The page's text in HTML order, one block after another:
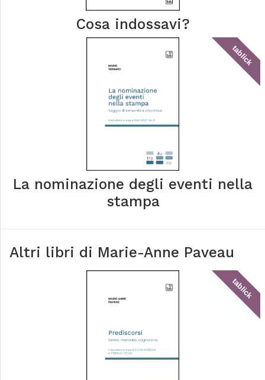
Cosa indossavi?
tablick
La nominazione degli eventi nella
stampa
Altri libri di Marie-Anne Paveau
tablick